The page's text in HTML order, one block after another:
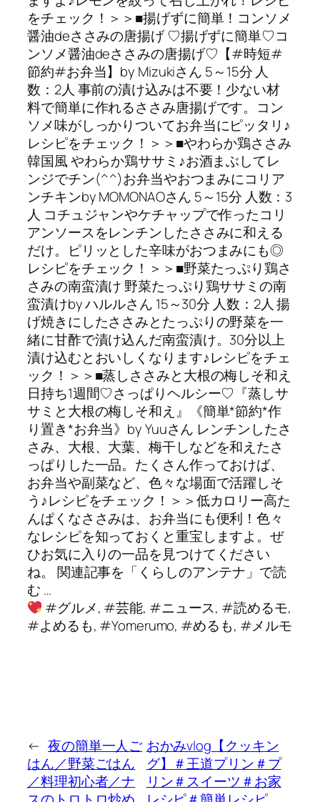
をチェック！＞＞■揚げずに簡単！コンソメ
醤油deささみの唐揚げ ♡揚げずに簡単♡コ
ンソメ醤油deささみの唐揚げ♡【#時短#
節約#お弁当】by Mizukiさん 5～15分 人
数：2人 事前の漬け込みは不要！少ない材
料で簡単に作れるささみ唐揚げです。コン
ソメ味がしっかりついてお弁当にピッタリ♪
レシピをチェック！＞＞■やわらか鶏ささみ
韓国風 やわらか鶏ササミ♪お酒まぶしてレ
ンジでチン(^^)お弁当やおつまみにコリア
ンチキンby MOMONAOさん 5～15分 人数：3
人 コチュジャンやケチャップで作ったコリ
アンソースをレンチンしたささみに和える
だけ。ピリッとした辛味がおつまみにも◎
レシピをチェック！＞＞■野菜たっぷり鶏さ
さみの南蛮漬け 野菜たっぷり鶏ササミの南
蛮漬けby ハルルさん 15～30分 人数：2人 揚
げ焼きにしたささみとたっぷりの野菜を一
緒に甘酢で漬け込んだ南蛮漬け。30分以上
漬け込むとおいしくなります♪レシピをチェ
ック！＞＞■蒸しささみと大根の梅しそ和え
日持ち1週間♡さっぱりヘルシー♡『蒸しサ
サミと大根の梅しそ和え』《簡単*節約*作
り置き*お弁当》by Yuuさん レンチンしたさ
さみ、大根、大葉、梅干しなどを和えたさ
っぱりした一品。たくさん作っておけば、
お弁当や副菜など、色々な場面で活躍しそ
う♪レシピをチェック！＞＞低カロリー高た
んぱくなささみは、お弁当にも便利！色々
なレシピを知っておくと重宝しますよ。ぜ
ひお気に入りの一品を見つけてください
ね。 関連記事を「くらしのアンテナ」で読
む …
#グルメ, #芸能, #ニュース, #読めるモ,
#よめるも, #Yomerumo, #めるも, #メルモ
← 夜の簡単一人ご
はん／野菜ごはん
／料理初心者／ナ
おかみvlog【クッキン
グ】＃王道プリン＃プ
リン＃スイーツ＃お家